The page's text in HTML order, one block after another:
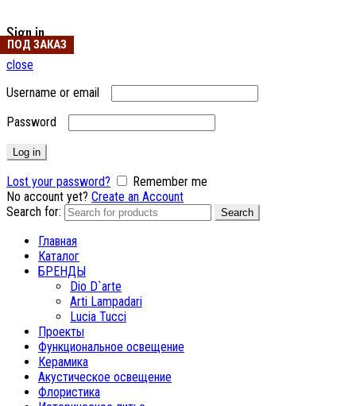
Sign in
close
Username or email
Password
Log in
Lost your password?
Remember me
No account yet? Create an Account
Search for:
Search
Главная
Каталог
БРЕНДЫ
Dio D`arte
Arti Lampadari
Lucia Tucci
Проекты
Функциональное освещение
Керамика
Акустическое освещение
Флористика
ПОД ЗАКАЗ
ПОД ЗАКАЗ
ПОД ЗАКАЗ
ПОД ЗАКАЗ
ПОД ЗАКАЗ
ПОД ЗАКАЗ
ПОД ЗАКАЗ
ПОД ЗАКАЗ